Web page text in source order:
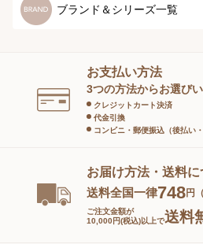
スペシャルケア
スキンケアグッズ
健康食品
ブランド＆シリーズ一覧
お支払い方法
3つの方法からお選びい
クレジットカート決済
代金引換
コンビニ・郵便振込（後払い
お届け方法・送料に
送料全国一律748円
ご注文金額が
10,000円(税込)以上で送料